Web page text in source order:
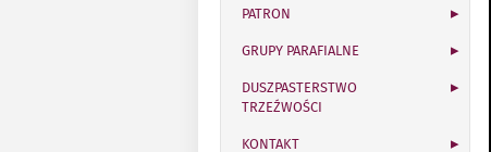
PATRON
GRUPY PARAFIALNE
DUSZPASTERSTWO
TRZEŹWOŚCI
KONTAKT